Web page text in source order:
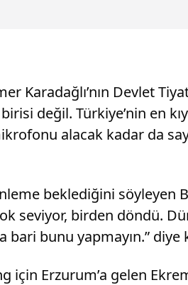
Karadağlı’nın Devlet
değil. Türkiye’nin en
alacak kadar da
beklediğini söyleyen
seviyor, birden döndü.
bari bunu yapmayın.” diye
için Erzurum’a gelen